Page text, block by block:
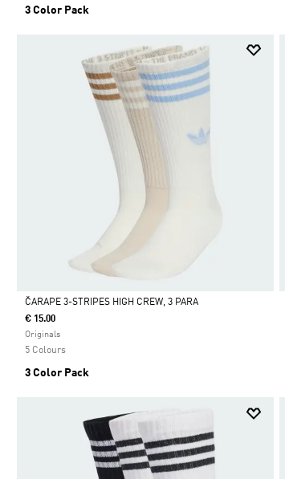
3 Color Pack
Da
ČARAPE 3-STRIPES HIGH CREW, 3 PARA
€ 15.00
Originals
5 Colours
3 Color Pack